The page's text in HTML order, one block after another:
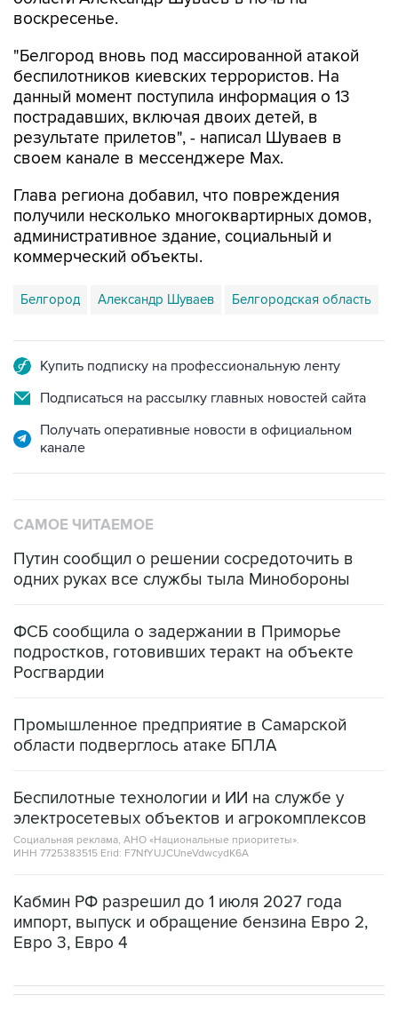
"Белгород вновь под массированной атакой
данный момент поступила информация о 13
пострадавших, включая двоих детей, в
результате прилетов", - написал Шуваев в
своем канале в мессенджере Max.
Глава региона добавил, что повреждения
административное здание, социальный и
коммерческий объекты.
Белгород Александр Шуваев
Подписаться на рассылку главных новостей сайта
Получать оперативные новости в официальном
Путин сообщил о решении сосредоточить в
ФСБ сообщила о задержании в Приморье
Росгвардии
Промышленное предприятие в Самарской
Беспилотные технологии и ИИ на службе у
Социальная реклама, АНО «Национальные приоритеты».
ИНН 7725383515 Erid: F7NfYUJCUneVdwcydK6A
Кабмин РФ разрешил до 1 июля 2027 года
Евро 3, Евро 4